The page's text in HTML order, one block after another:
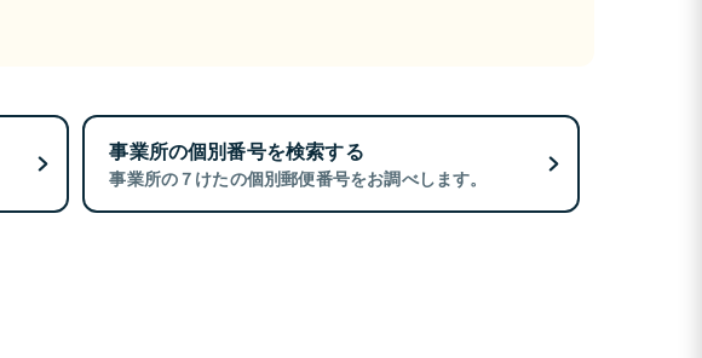
事業所の個別番号を検索する
事業所の７けたの個別郵便番号をお調べします。